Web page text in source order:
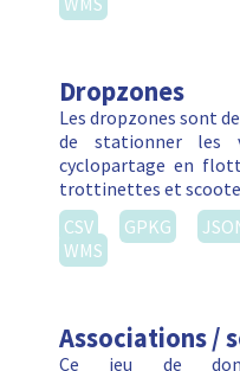
Dropzones
Les dropzones sont
de stationner les
cyclopartage en
trottinettes et
CSV
GPKG
WMS
Associations /
Ce jeu de